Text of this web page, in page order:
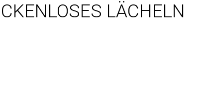
LÄCHELN